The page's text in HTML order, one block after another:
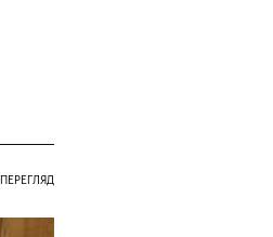
ПЕРЕГЛЯД